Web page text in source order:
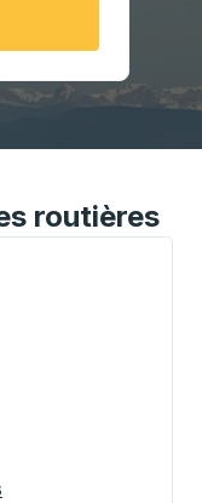
routières
fléchées ou la